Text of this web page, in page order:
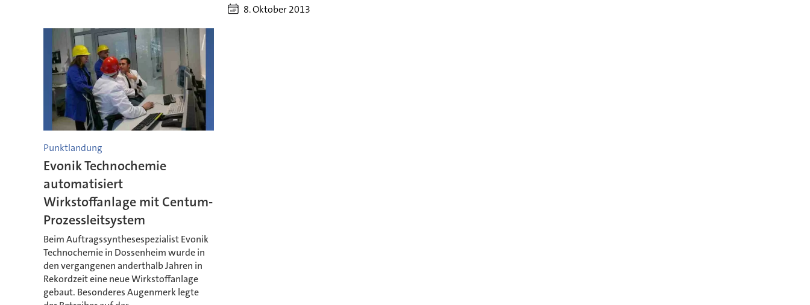
8. Oktober 2013
Punktlandung
Evonik Technochemie
automatisiert
Wirkstoffanlage mit Centum-
Prozessleitsystem
Beim Auftragssynthesespezialist Evonik
Technochemie in Dossenheim wurde in
den vergangenen anderthalb Jahren in
Rekordzeit eine neue Wirkstoffanlage
gebaut. Besonderes Augenmerk legte